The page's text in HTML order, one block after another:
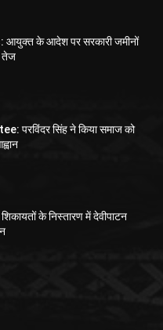
के आदेश पर सरकारी जमीनों
तेज
परविंदर सिंह ने किया समाज को
के निस्तारण में देवीपाटन